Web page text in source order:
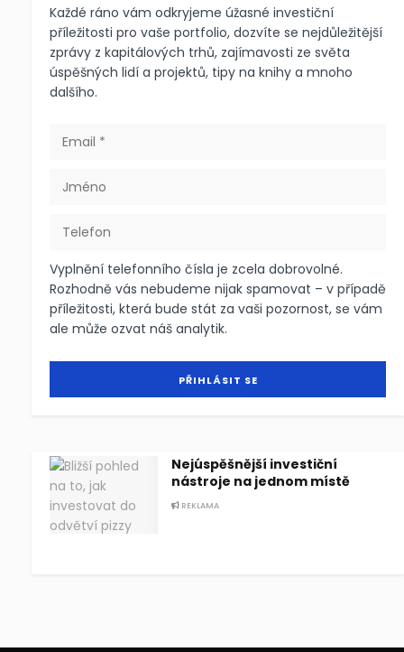
Každé ráno vám odkryjeme úžasné investiční
příležitosti pro vaše portfolio, dozvíte se nejdůležitější
zprávy z kapitálových trhů, zajímavosti ze světa
úspěšných lidí a projektů, tipy na knihy a mnoho
dalšího.
Vyplnění telefonního čísla je zcela dobrovolné.
Rozhodně vás nebudeme nijak spamovat – v případě
příležitosti, která bude stát za vaši pozornost, se vám
ale může ozvat náš analytik.
Nejúspěšnější investiční
nástroje na jednom místě
REKLAMA